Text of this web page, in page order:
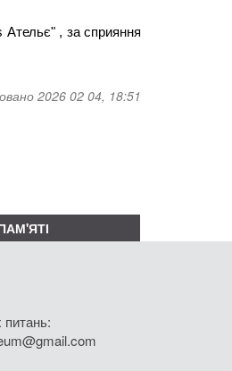
Ательє" , за сприяння
2026 02 04, 18:51
питань: